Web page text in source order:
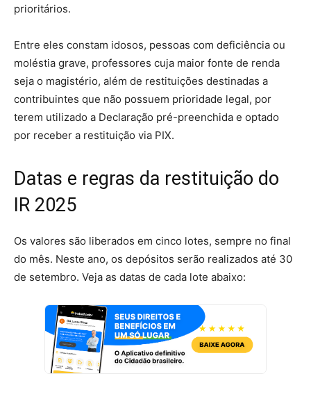
prioritários.
Entre eles constam idosos, pessoas com deficiência ou
moléstia grave, professores cuja maior fonte de renda
seja o magistério, além de restituições destinadas a
contribuintes que não possuem prioridade legal, por
terem utilizado a Declaração pré-preenchida e optado
por receber a restituição via PIX.
Datas e regras da restituição do
IR 2025
Os valores são liberados em cinco lotes, sempre no final
do mês. Neste ano, os depósitos serão realizados até 30
de setembro. Veja as datas de cada lote abaixo: